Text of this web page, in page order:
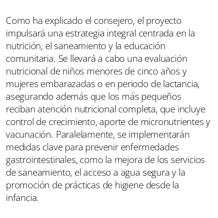
Como ha explicado el consejero, el proyecto
impulsará una estrategia integral centrada en la
nutrición, el saneamiento y la educación
comunitaria. Se llevará a cabo una evaluación
nutricional de niños menores de cinco años y
mujeres embarazadas o en periodo de lactancia,
asegurando además que los más pequeños
reciban atención nutricional completa, que incluye
control de crecimiento, aporte de micronutrientes y
vacunación. Paralelamente, se implementarán
medidas clave para prevenir enfermedades
gastrointestinales, como la mejora de los servicios
de saneamiento, el acceso a agua segura y la
promoción de prácticas de higiene desde la
infancia.